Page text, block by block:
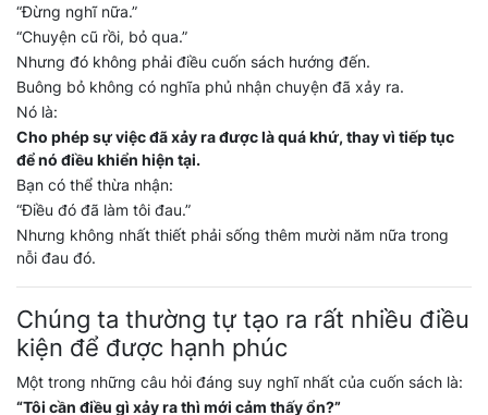
“Đừng nghĩ nữa.”
“Chuyện cũ rồi, bỏ qua.”
Nhưng đó không phải điều cuốn sách hướng đến.
Buông bỏ không có nghĩa phủ nhận chuyện đã xảy ra.
Nó là:
Cho phép sự việc đã xảy ra được là quá khứ, thay vì tiếp tục
để nó điều khiển hiện tại.
Bạn có thể thừa nhận:
“Điều đó đã làm tôi đau.”
Nhưng không nhất thiết phải sống thêm mười năm nữa trong
nỗi đau đó.
Chúng ta thường tự tạo ra rất nhiều điều
kiện để được hạnh phúc
Một trong những câu hỏi đáng suy nghĩ nhất của cuốn sách là:
“Tôi cần điều gì xảy ra thì mới cảm thấy ổn?”